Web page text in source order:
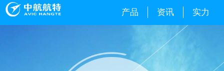
产品 资讯 实力